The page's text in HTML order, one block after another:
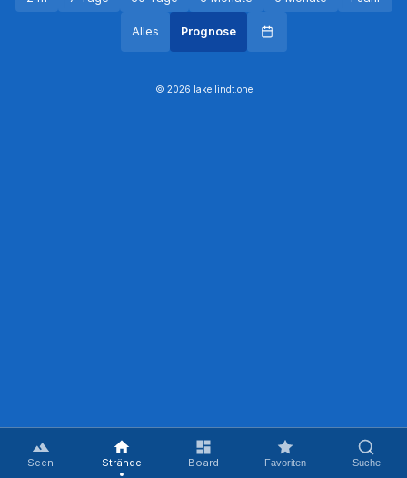
Alles Prognose
© 2026 lake.lindt.one
Seen Strände Board Favoriten Suche